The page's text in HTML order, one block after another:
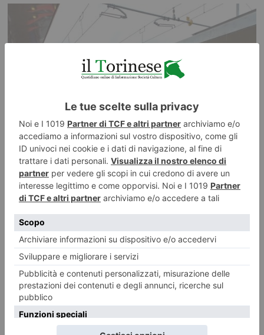
Bussoleno e Bardonecchia, modifiche alla circolazione
ferroviaria
Modifiche alla circolazione ferroviaria per consentire interventi di
manutenzione straordinaria tra le stazioni di Bussoleno e Bardonecchia.